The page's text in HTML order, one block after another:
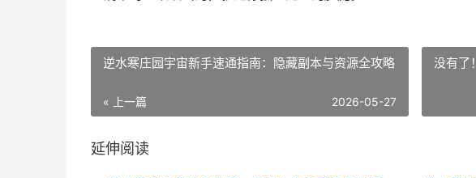
逆水寒庄园宇宙新手速通指南：隐藏副本与资源全攻略
« 上一篇 2026-05-27
没有了！
延伸阅读